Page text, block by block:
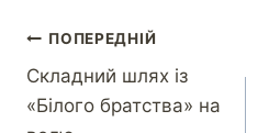
ПОПЕРЕДНІЙ
Складний шлях із
«Білого братства» на